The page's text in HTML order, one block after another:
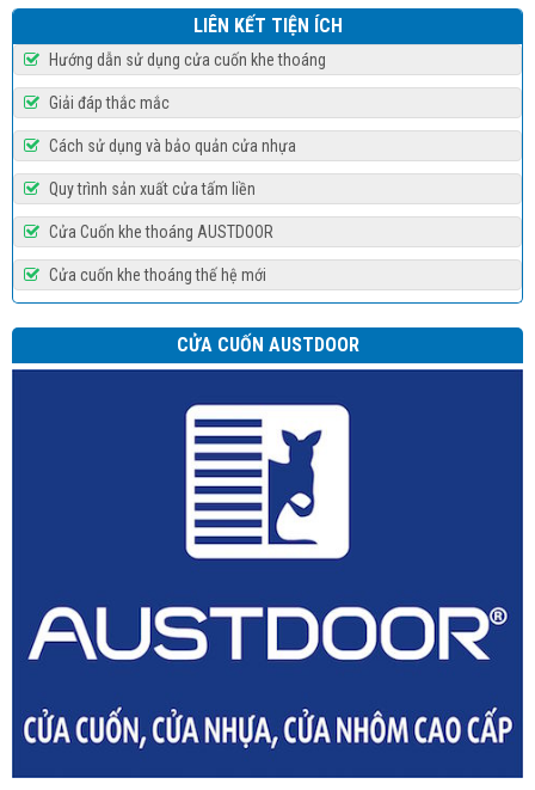
Cửa cuốn thép tấm liền DOORTECH
Cửa cuốn nan nhôm DOORTECH D08S
LIÊN KẾT TIỆN ÍCH
Hướng dẫn sử dụng cửa cuốn khe thoáng
Giải đáp thắc mắc
Cách sử dụng và bảo quản cửa nhựa
Quy trình sản xuất cửa tấm liền
Cửa Cuốn khe thoáng AUSTDOOR
Cửa cuốn khe thoáng thế hệ mới
CỬA CUỐN AUSTDOOR